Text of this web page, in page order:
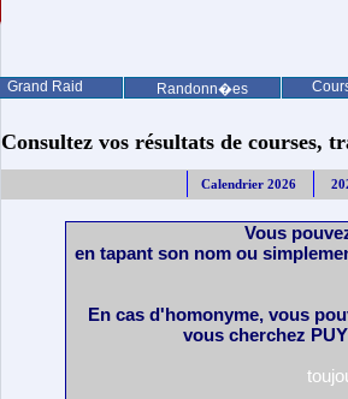
Grand Raid Randonn�es
Consultez vos résultats de courses,
Calendrier 2026
Vous
en tapant son nom ou
En cas d'homonyme, vous
vous cherchez